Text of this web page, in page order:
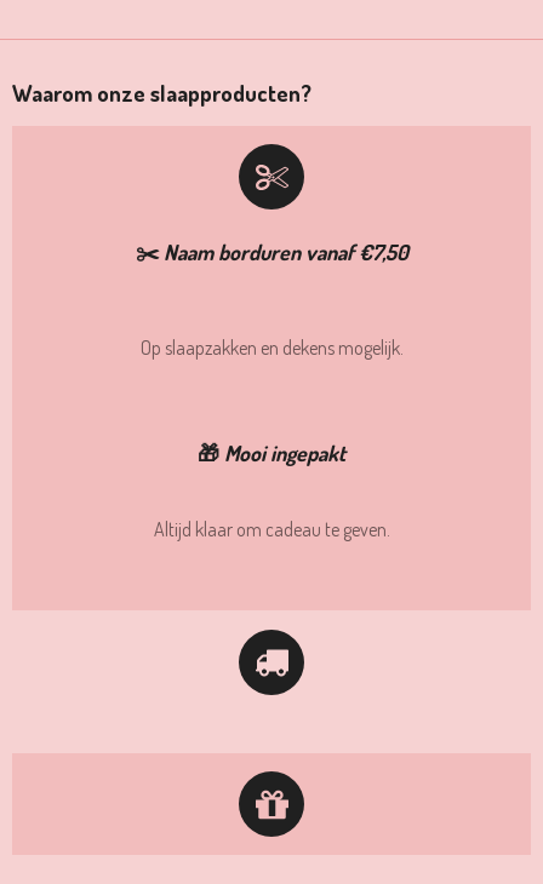
Waarom onze slaapproducten?
✂️Naam borduren vanaf €7,50
Op slaapzakken en dekens mogelijk.
🎁 Mooi ingepakt
Altijd klaar om cadeau te geven.